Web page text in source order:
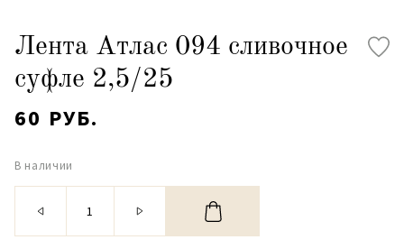
Лента Атлас 094 сливочное
суфле 2,5/25
60 РУБ.
В наличии